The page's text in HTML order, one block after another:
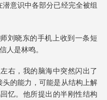
意识中各部分已经完全被组
刘晓东的手机上收到一条短
人是林鸣。
右，我的脑海中突然闪出了
的能力，可能是从结构上解
忆。他所提出的半刚性结构